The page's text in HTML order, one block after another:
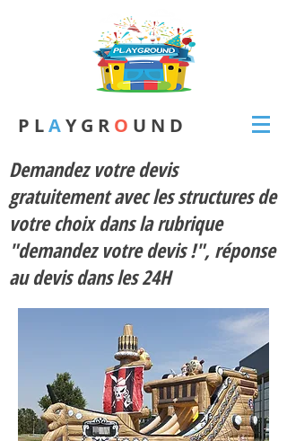
P LAY G R O U N D
Demandez votre devis
gratuitement avec les structures de
votre choix dans la rubrique
"demandez votre devis !", réponse
au devis dans les 24H